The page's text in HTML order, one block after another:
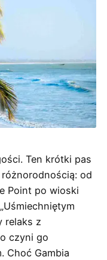
Ten krótki pas
od
Point po wioski
relaks z
czyni go
Choć Gambia